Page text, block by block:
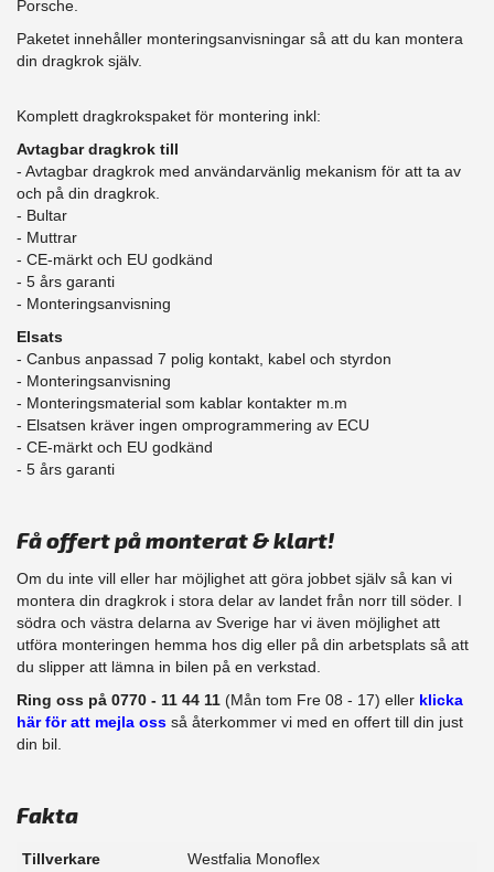
Porsche.
Paketet innehåller monteringsanvisningar så att du kan montera
din dragkrok själv.
Komplett dragkrokspaket för montering inkl:
Avtagbar dragkrok till
- Avtagbar dragkrok med användarvänlig mekanism för att ta av
och på din dragkrok.
- Bultar
- Muttrar
- CE-märkt och EU godkänd
​- 5 års garanti
- Monteringsanvisning
Elsats
- Canbus anpassad 7 polig kontakt, kabel och styrdon
- Monteringsanvisning
- Monteringsmaterial som kablar kontakter m.m
- Elsatsen kräver ingen omprogrammering av ECU
- CE-märkt och EU godkänd
​- 5 års garanti
Få offert på monterat & klart!
Om du inte vill eller har möjlighet att göra jobbet själv så kan vi
montera din dragkrok i stora delar av landet från norr till söder. I
södra och västra delarna av Sverige har vi även möjlighet att​
utföra monteringen hemma hos dig eller på din arbetsplats så att
du slipper att lämna in bilen på en verkstad.
Ring oss på 0770 - 11 44 11 (Mån tom Fre 08 - 17) eller klicka
här för att mejla oss så återkommer vi med en offert till din just
din bil.
Fakta
Tillverkare Westfalia Monoflex